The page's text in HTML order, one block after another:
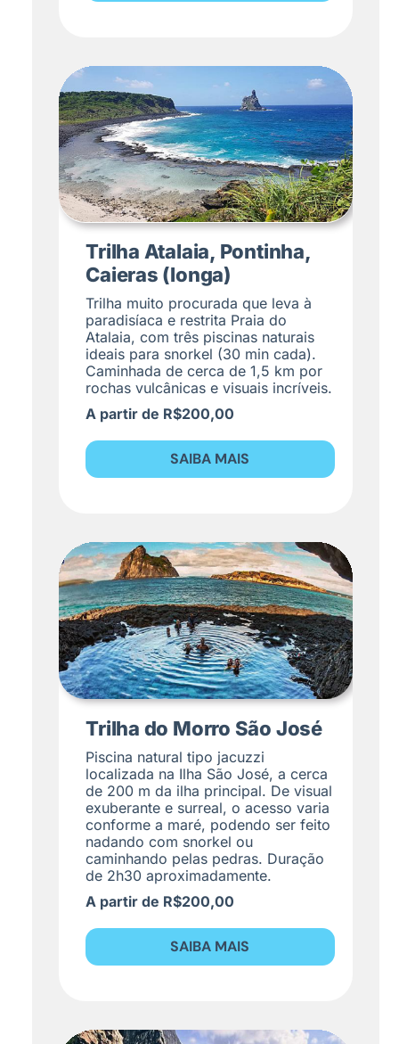
Trilha Atalaia, Pontinha,
Caieras (longa)
Trilha muito procurada que leva à
paradisíaca e restrita Praia do
Atalaia, com três piscinas naturais
ideais para snorkel (30 min cada).
Caminhada de cerca de 1,5 km por
rochas vulcânicas e visuais incríveis.
A partir de R$200,00
SAIBA MAIS
Trilha do Morro São José
Piscina natural tipo jacuzzi
localizada na Ilha São José, a cerca
de 200 m da ilha principal. De visual
exuberante e surreal, o acesso varia
conforme a maré, podendo ser feito
nadando com snorkel ou
caminhando pelas pedras. Duração
de 2h30 aproximadamente.
A partir de R$200,00
SAIBA MAIS